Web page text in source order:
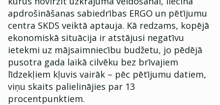
apdrošināšanas sabiedrības ERGO un pētījumu
centra SKDS veiktā aptauja. Kā redzams, kopējā
ekonomiskā situācija ir atstājusi negatīvu
ietekmi uz mājsaimniecību budžetu, jo pēdējā
pusotra gada laikā cilvēku bez brīvajiem
līdzekļiem kļuvis vairāk – pēc pētījumu datiem,
viņu skaits palielinājies par 13
procentpunktiem.